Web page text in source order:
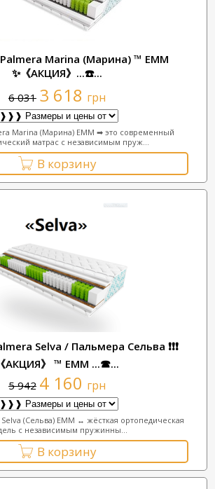
Marina (Марина) ™ ЕММ
✨《АКЦИЯ》...☎️...
6 031 3 618 грн
Marina (Марина) ЕММ ➡ это современный
матрас с независимым пруж...
В корзину
Selva / Пальмера Сельва ❗❗❗
《АКЦИЯ》 ™ ЕММ ...☎...
5 942 4 160 грн
(Сельва) ЕММ ↔ жёсткая ортопедическая
с независимым пружинны...
В корзину